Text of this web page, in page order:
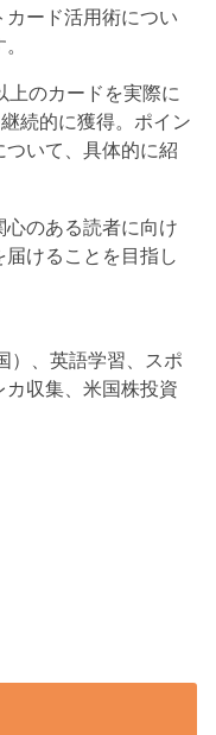
ード活用術につい
上のカードを実際に
続的に獲得。ポイン
ついて、具体的に紹
のある読者に向け
けることを目指し
）、英語学習、スポ
収集、米国株投資